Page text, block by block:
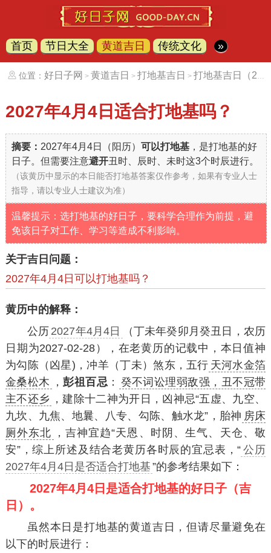
首页 节日大全 黄道吉日 传统文化 »
位置： 好日子网 > 黄道吉日 > 打地基吉日 > 打地基吉日（20270404）
2027年4月4日 适合打地基吗？
摘要： 2027年4月4日（阳历） 可以打地基，是打地基的好
日子。但需要注意避开丑时、辰时、未时这3个时辰进行。
（该黄历中显示的本日能否打地基答案仅作参考，如果有专业人士
指导，请以专业人士建议为准）
温馨提示：选打地基的好日子，要科学合理作为前提，避
免该日子对工作、学习等造成不利影响。
关于吉日问题：
2027年4月4日可以打地基吗？
黄历中的解释：
公历 2027年4月4日
（丁未年癸卯月癸丑日，农历
日期为2027-02-28），在老黄历的记载中，本日值神
为勾陈（凶星)，冲羊（丁未）煞东，五行 天河水金箔
金桑松木
，彭祖百忌 ： 癸不词讼理弱敌强，丑不冠带
主不还乡 ，建除十二神为开日，凶神忌“五虚、九空、
九坎、九焦、地曩、八专、勾陈、触水龙”，胎神 房床
厕外东北
，吉神宜趋“天恩、时阴、生气、天仓、敬
安”，综上所述及结合老黄历各时辰的宜忌表，“ 公历
2027年4月4日是否适合打地基 ”的参考结果如下：
2027年4月4日是适合打地基的好日子（吉
日）。
虽然本日是打地基的黄道吉日，但请尽量避免在
以下的时辰进行：